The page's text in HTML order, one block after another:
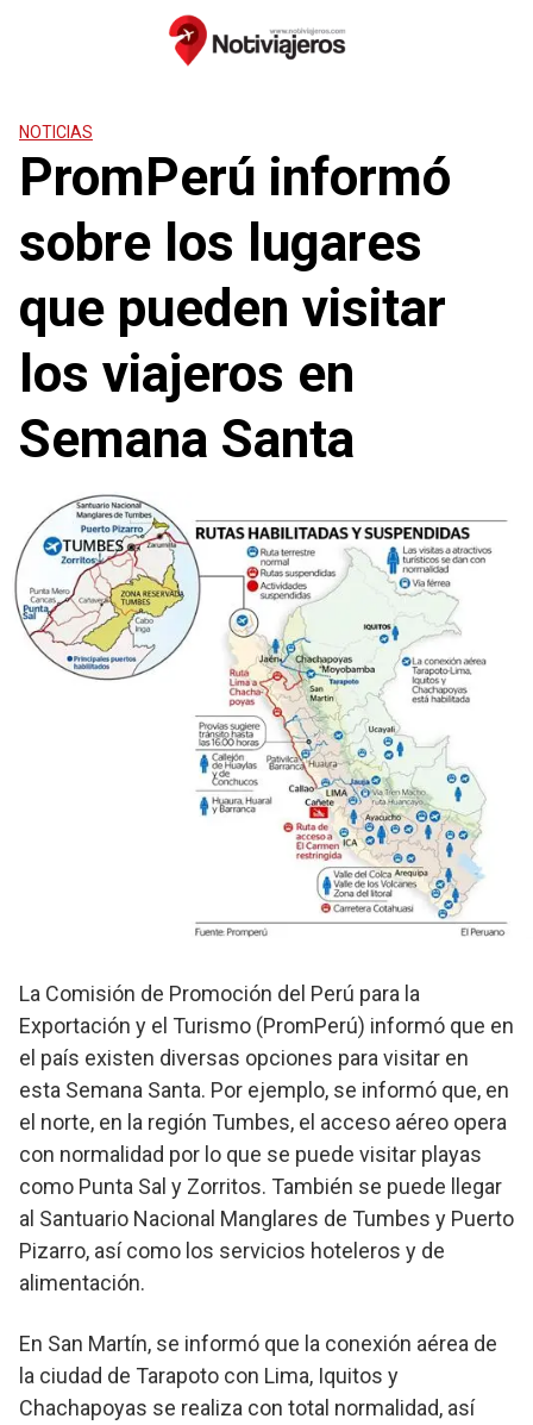
NOTICIAS
PromPerú informó
sobre los lugares
que pueden visitar
los viajeros en
Semana Santa
La Comisión de Promoción del Perú para la
Exportación y el Turismo (PromPerú) informó que en
el país existen diversas opciones para visitar en
esta Semana Santa. Por ejemplo, se informó que, en
el norte, en la región Tumbes, el acceso aéreo opera
con normalidad por lo que se puede visitar playas
como Punta Sal y Zorritos. También se puede llegar
al Santuario Nacional Manglares de Tumbes y Puerto
Pizarro, así como los servicios hoteleros y de
alimentación.
En San Martín, se informó que la conexión aérea de
la ciudad de Tarapoto con Lima, Iquitos y
Chachapoyas se realiza con total normalidad, así